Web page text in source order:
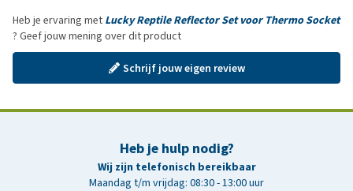
Heb je ervaring met Lucky Reptile Reflector Set voor Thermo Socket
? Geef jouw mening over dit product
Schrijf jouw eigen review
Heb je hulp nodig?
Wij zijn telefonisch bereikbaar
Maandag t/m vrijdag: 08:30 - 13:00 uur